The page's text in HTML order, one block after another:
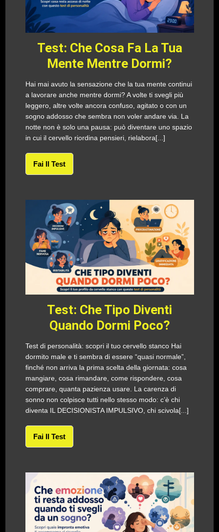
Test: Che Cosa Fa La Tua
Mente Mentre Dormi?
Hai mai avuto la sensazione che la tua mente continui
a lavorare anche mentre dormi? A volte ti svegli più
leggero, altre volte ancora confuso, agitato o con un
sogno addosso che sembra non voler andare via. La
notte non è solo una pausa: può diventare uno spazio
in cui il cervello riordina pensieri, rielabora[...]
Fai Il Test
Test: Che Tipo Diventi
Quando Dormi Poco?
Test di personalità: scopri il tuo cervello stanco Hai
dormito male e ti sembra di essere “quasi normale”,
finché non arriva la prima scelta della giornata: cosa
mangiare, cosa rimandare, come rispondere, cosa
comprare, quanta pazienza usare. La carenza di
sonno non colpisce tutti nello stesso modo: c’è chi
diventa IL DECISIONISTA IMPULSIVO, chi scivola[...]
Fai Il Test